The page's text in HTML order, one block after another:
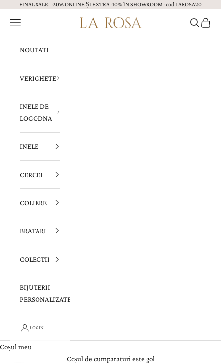
Sari la continut
FINAL SALE: -20% ONLINE ȘI EXTRA -10% ÎN SHOWROOM- cod LAROSA20
Bijuterii LA ROSA
Menu CautăCoș
NOUTATI
VERIGHETE
INELE DE
LOGODNA
INELE
CERCEI
COLIERE
BRATARI
COLECTII
BIJUTERII
PERSONALIZATE
LOGIN
Coșul meu
Coșul de cumparaturi este gol